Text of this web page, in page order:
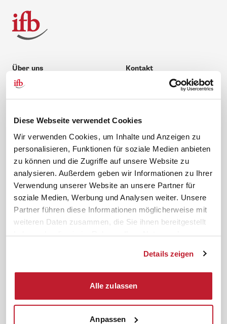
Diese Webseite verwendet Cookies
Wir verwenden Cookies, um Inhalte und Anzeigen zu
personalisieren, Funktionen für soziale Medien anbieten
zu können und die Zugriffe auf unsere Website zu
analysieren. Außerdem geben wir Informationen zu Ihrer
Verwendung unserer Website an unsere Partner für
soziale Medien, Werbung und Analysen weiter. Unsere
Partner führen diese Informationen möglicherweise mit
weiteren Daten zusammen, die Sie ihnen bereitgestellt
haben oder die sie im Rahmen Ihrer Nutzung der
Details zeigen
Alle zulassen
Anpassen
Über uns
Unternehmen
Leitbild
Kontakt
0 88 41 / 61 12 – 20
Schulungsberatung
Inhouseberatung
Service
Newsletter
ifb-medien
Bahn Sondertarif
meinifb
Themen
Betriebsrat gründen
BEM
Rhetorik
BR-Wahl
SBV-Wahl
News. Wissen. Themen. Folgen Sie uns